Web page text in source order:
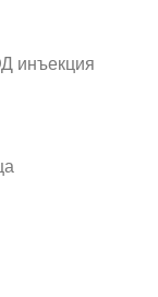
инъекция